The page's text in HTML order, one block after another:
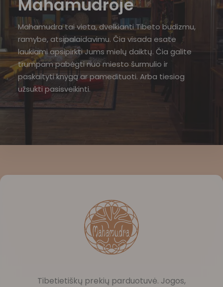
Mahamudroje
Mahamudra tai vieta, dvelkianti Tibeto budizmu,
ramybe, atsipalaidavimu. Čia visada esate
laukiami apsipirkti Jums mielų daiktų. Čia galite
trumpam pabėgti nuo miesto šurmulio ir
paskaityti knygą ar pamedituoti. Arba tiesiog
užsukti pasisveikinti.
Tibetietiškų prekių parduotuvė. Jogos,